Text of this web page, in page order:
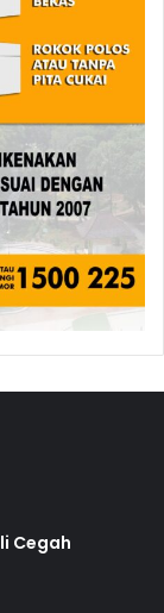
Cegah